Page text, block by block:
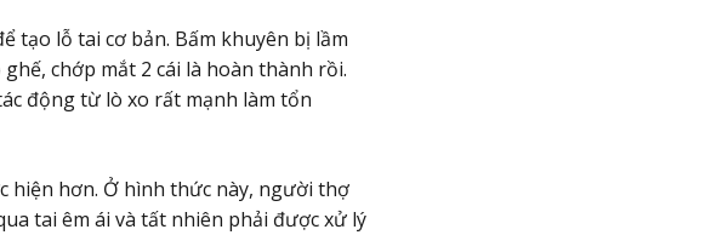
tạo lỗ tai cơ bản. Bấm khuyên bị lầm
chớp mắt 2 cái là hoàn thành rồi.
động từ lò xo rất mạnh làm tổn
hiện hơn. Ở hình thức này, người thợ
tai êm ái và tất nhiên phải được xử lý